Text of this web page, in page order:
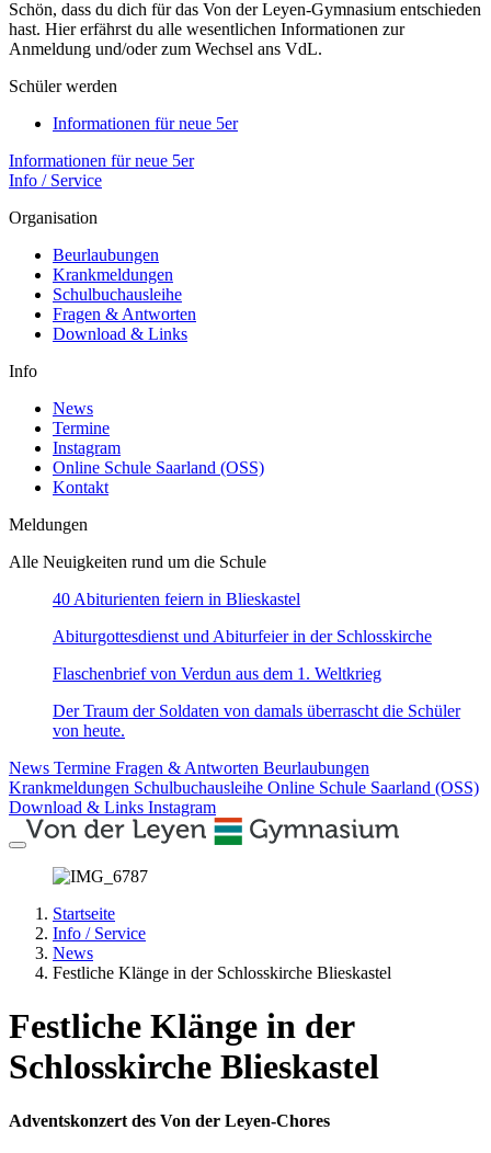
Schön, dass du dich für das Von der Leyen-Gymnasium entschieden
hast. Hier erfährst du alle wesentlichen Informationen zur
Anmeldung und/oder zum Wechsel ans VdL.
Schüler werden
Informationen für neue 5er
Informationen für neue 5er
Info / Service
Organisation
Beurlaubungen
Krankmeldungen
Schulbuchausleihe
Fragen & Antworten
Download & Links
Info
News
Termine
Instagram
Online Schule Saarland (OSS)
Kontakt
Meldungen
Alle Neuigkeiten rund um die Schule
40 Abiturienten feiern in Blieskastel
Abiturgottesdienst und Abiturfeier in der Schlosskirche
Flaschenbrief von Verdun aus dem 1. Weltkrieg
Der Traum der Soldaten von damals überrascht die Schüler
von heute.
News Termine Fragen & Antworten Beurlaubungen
Krankmeldungen Schulbuchausleihe Online Schule Saarland (OSS)
Download & Links Instagram
Startseite
Info / Service
News
Festliche Klänge in der Schlosskirche Blieskastel
Festliche Klänge in der
Schlosskirche Blieskastel
Adventskonzert des Von der Leyen-Chores